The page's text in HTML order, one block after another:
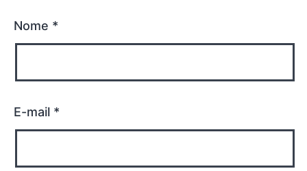
Nome *
E-mail *